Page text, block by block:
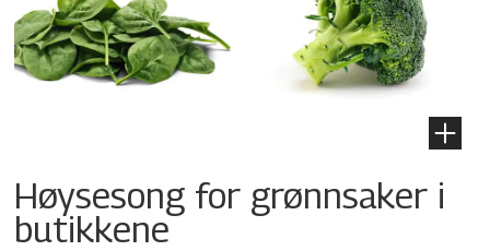
Høysesong for grønnsaker i
butikkene